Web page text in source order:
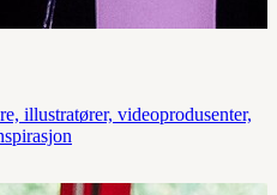
illustratører, videoprodusenter,